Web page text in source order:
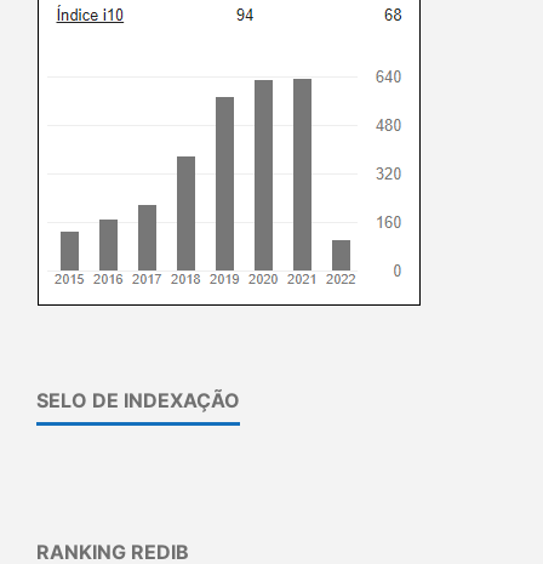
SELO DE INDEXAÇÃO
RANKING REDIB